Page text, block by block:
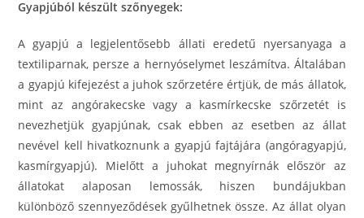
Gyapjúból készült szőnyegek:
A gyapjú a legjelentősebb állati eredetű nyersanyaga a
textiliparnak, persze a hernyóselymet leszámítva. Általában
a gyapjú kifejezést a juhok szőrzetére értjük, de más állatok,
mint az angórakecske vagy a kasmírkecske szőrzetét is
nevezhetjük gyapjúnak, csak ebben az esetben az állat
nevével kell hivatkoznunk a gyapjú fajtájára (angóragyapjú,
kasmírgyapjú). Mielőtt a juhokat megnyírnák először az
állatokat alaposan lemossák, hiszen bundájukban
különböző szennyeződések gyűlhetnek össze. Az állat olyan